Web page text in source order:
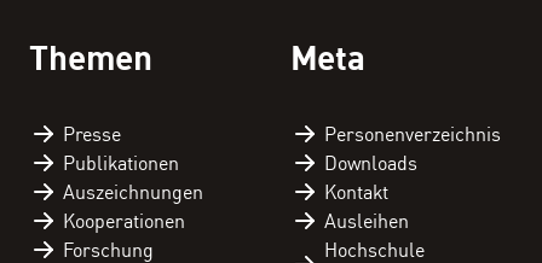
Themen
Presse
Publikationen
Auszeichnungen
Kooperationen
Forschung
Meta
Personen­verzeichnis
Downloads
Kontakt
Ausleihen
Hochschule